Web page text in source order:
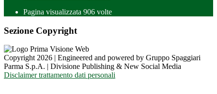
Pagina visualizzata 906 volte
Sezione Copyright
Copyright 2026 | Engineered and powered by Gruppo Spaggiari
Parma S.p.A. | Divisione Publishing & New Social Media
Disclaimer trattamento dati personali